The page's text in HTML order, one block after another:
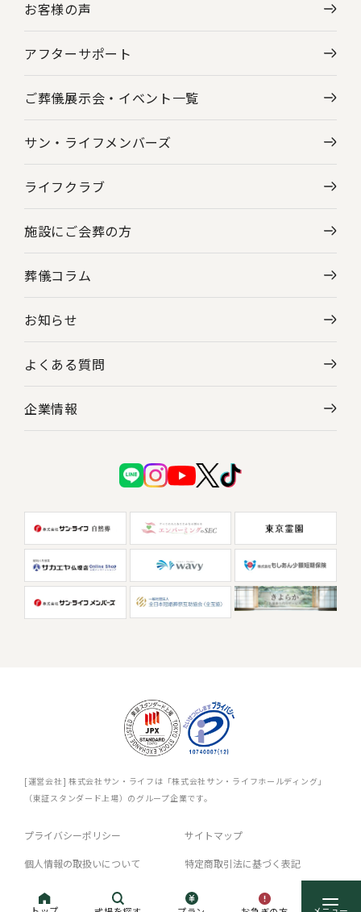
東京都の葬儀場・斎場一覧
お客様の声
アフターサポート
ご葬儀展示会・ イベント一覧
サン・ライフメンバーズ
ライフクラブ
施設にご会葬の方
葬儀コラム
お知らせ
よくある質問
企業情報
[運営会社] 株式会社サン・ライフは「株式会社サン・ライフホールディング」
（東証スタンダード上場）のグループ企業です。
プライバシーポリシー サイトマップ
個人情報の取扱いについて
特定商取引法に基づく表記